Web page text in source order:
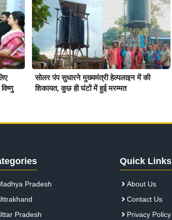
सोलर पंप सुधारने मुख्यमंत्री हेल्पलाइन में की
शिकायत, कुछ ही घंटों में हुई मरम्मत
Pradesh
Pradesh
Quick Links
About Us
Contact Us
Privacy Policy